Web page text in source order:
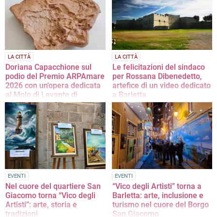
l’inaugurazione della filiale di
Barletta
LA CITTÀ
Doriana Capacchione sul
podio del Premio ARPAmare
2026 con un'opera dedicata
al Molo di Levante di
Barletta
L'artista barlettana conquista il terzo
posto per il secondo anno
consecutivo con 41.323900°N
16.294968
LA CITTÀ
Le felicitazioni del sindaco
per Rossana Dibenedetto,
artefice di un video dedicato
a Barletta
Cannito: «Il video è interessante
perché riassume in pochi minuti
aspetti essenziali della storia, delle
tradizioni e dell'attualità locale»
EVENTI
Nel cuore del quartiere San
Giacomo torna “Vico degli
Artisti”: arte, storia e
tradizioni
EVENTI
“Vico degli Artisti” torna a
Barletta: arte, inclusione e
turismo nel cuore del Borgo
San Giacomo